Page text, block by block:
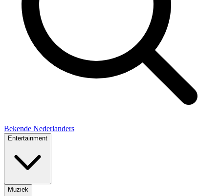
Bekende Nederlanders
Entertainment
Muziek